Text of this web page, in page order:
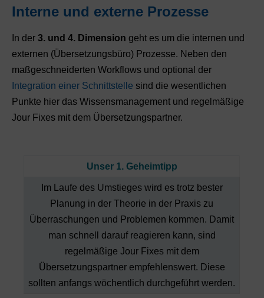
Interne und externe Prozesse
In der 3. und 4. Dimension geht es um die internen und
externen (Übersetzungsbüro) Prozesse. Neben den
maßgeschneiderten Workflows und optional der
Integration einer Schnittstelle sind die wesentlichen
Punkte hier das Wissensmanagement und regelmäßige
Jour Fixes mit dem Übersetzungspartner.
Unser 1. Geheimtipp
Im Laufe des Umstieges wird es trotz bester
Planung in der Theorie in der Praxis zu
Überraschungen und Problemen kommen. Damit
man schnell darauf reagieren kann, sind
regelmäßige Jour Fixes mit dem
Übersetzungspartner empfehlenswert. Diese
sollten anfangs wöchentlich durchgeführt werden.